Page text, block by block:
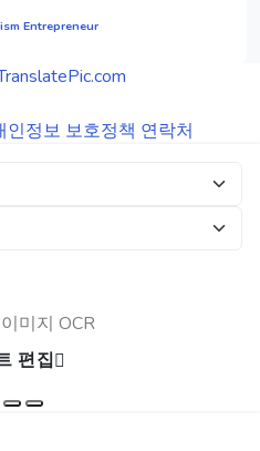
Entrepreneur
인정보 보호정책 연락처
미지 OCR
편집